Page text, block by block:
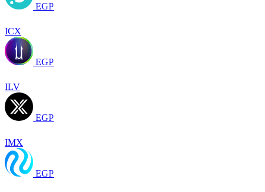
EGP
ICX
EGP
ILV
EGP
IMX
EGP